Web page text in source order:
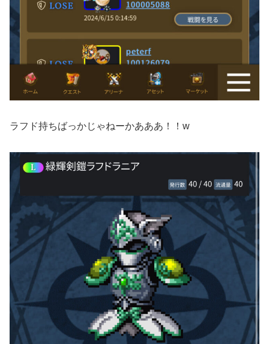
ラフド持ちばっかじゃねーかあああ！！w